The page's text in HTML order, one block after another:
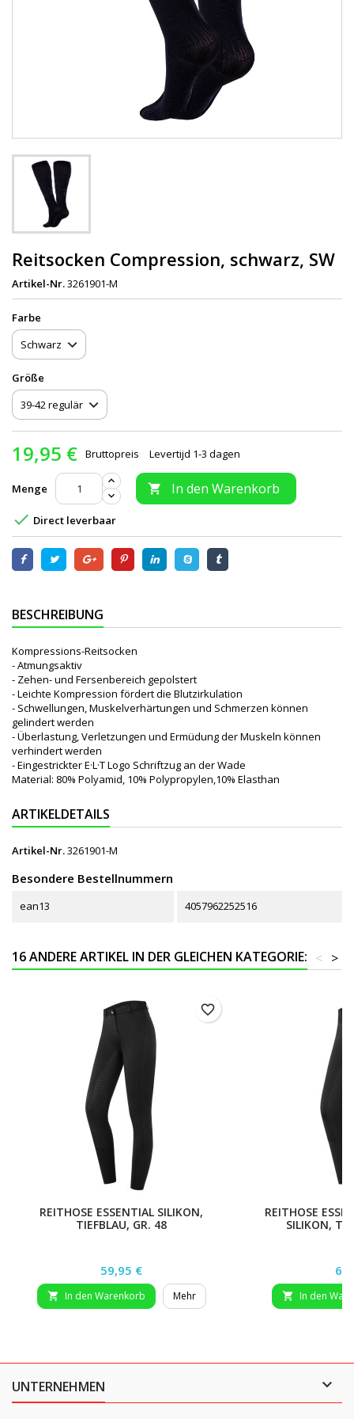
Reitsocken Compression, schwarz, SW
Artikel-Nr.3261901-M
Farbe
Größe
19,95 € Bruttopreis Levertijd 1-3 dagen
Menge  In den Warenkorb
 Direct leverbaar
BESCHREIBUNG
Kompressions-Reitsocken
- Atmungsaktiv
- Zehen- und Fersenbereich gepolstert
- Leichte Kompression fördert die Blutzirkulation
- Schwellungen, Muskelverhärtungen und Schmerzen können
gelindert werden
- Überlastung, Verletzungen und Ermüdung der Muskeln können
verhindert werden
- Eingestrickter E·L·T Logo Schriftzug an der Wade
Material: 80% Polyamid, 10% Polypropylen,10% Elasthan
ARTIKELDETAILS
Artikel-Nr.3261901-M
Besondere Bestellnummern
ean13 4057962252516
16 ANDERE ARTIKEL IN DER GLEICHEN KATEGORIE: >
<
REITHOSE ESSENTIAL SILIKON,
TIEFBLAU, GR. 48
Preis
59,95 €
 In den Warenkorb Mehr
favorite_border
REITHOSE
SILIKON,
 In den
UNTERNEHMEN 